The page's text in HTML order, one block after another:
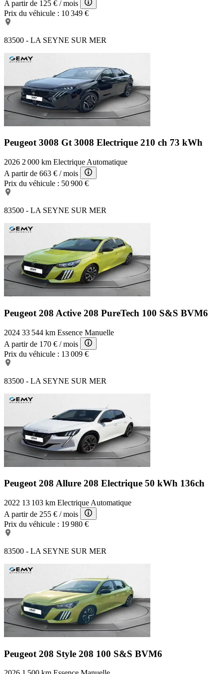
A partir de 125 € / mois
Prix du véhicule : 10 349 €
83500 - LA SEYNE SUR MER
Peugeot 3008 Gt3008 Electrique 210 ch 73 kWh
2026 2 000 km Electrique Automatique
A partir de 663 € / mois
Prix du véhicule : 50 900 €
83500 - LA SEYNE SUR MER
Peugeot 208 Active 208 PureTech 100 S&S BVM6
2024 33 544 km Essence Manuelle
A partir de 170 € / mois
Prix du véhicule : 13 009 €
83500 - LA SEYNE SUR MER
Peugeot 208 Allure 208 Electrique 50 kWh 136ch
2022 13 103 km Electrique Automatique
A partir de 255 € / mois
Prix du véhicule : 19 980 €
83500 - LA SEYNE SUR MER
Peugeot 208 Style 208 100 S&S BVM6